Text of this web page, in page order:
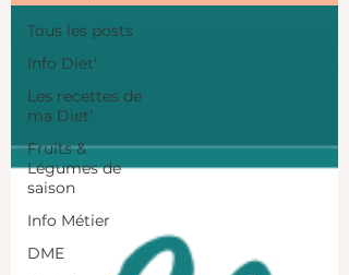
Tous les posts
Info Diet'
Les recettes de
ma Diet'
Fruits &
Légumes de
saison
Info Métier
DME